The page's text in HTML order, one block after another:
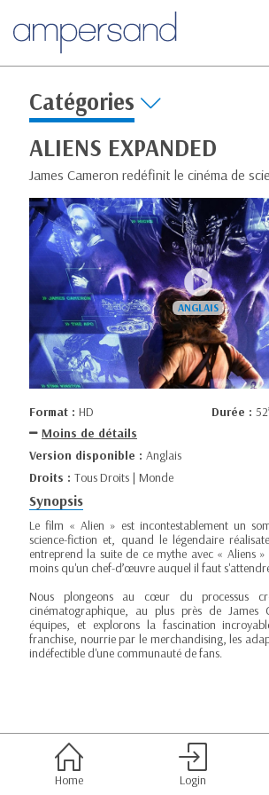
Catégories
ALIENS EXPANDED
James Cameron redéfinit le cinéma de
Format : HD Durée : 52’
Moins de détails
Version disponible : Anglais
Droits : Tous Droits | Monde
Synopsis
Le film « Alien » est incontestablement un
science-fiction et, quand le légendaire
entreprend la suite de ce mythe avec « Aliens
moins qu'un chef-d’œuvre auquel il faut
Nous plongeons au cœur du processus
cinématographique, au plus près de James
équipes, et explorons la fascination
franchise, nourrie par le merchandising, les
indéfectible d'une communauté de fans.
Home Login